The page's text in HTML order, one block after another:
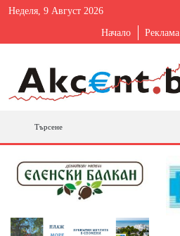
Неделя, 9 Август 2026
Начало Реклама
Търсене